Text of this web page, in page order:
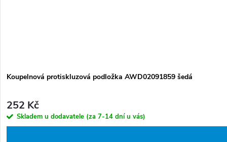
Koupelnová protiskluzová podložka AWD02091859 šedá
252 Kč
Skladem u dodavatele (za 7-14 dní u vás)